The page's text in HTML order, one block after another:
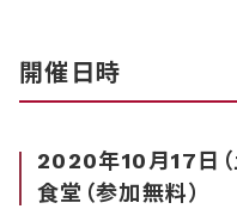
開催日時
2020年10月17日
食堂（参加無料）